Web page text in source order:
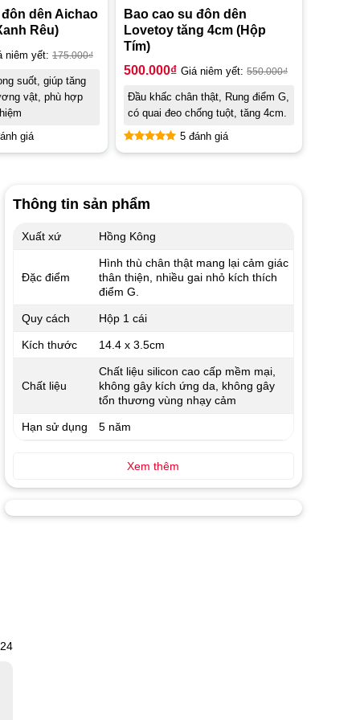
dên Aichao
Rêu)
niêm yết: 175.000₫
suốt, giúp tăng
vật, phù hợp
giá
Bao cao su đôn dên
Lovetoy tăng 4cm (Hộp
Tím)
Được xếp
500.000₫ Giá niêm yết: 550.000₫
Đầu khấc chân thật, Rung điểm G,
có quai đeo chống tuột, tăng 4cm.
5 đánh giá
Thông tin sản phẩm
Xuất xứ Hồng Kông
Đặc điểm
Hình thù chân thật mang lại cảm giác
thân thiện, nhiều gai nhỏ kích thích
điểm G.
Quy cách Hộp 1 cái
Kích thước 14.4 x 3.5cm
Chất liệu
Chất liệu silicon cao cấp mềm mại,
không gây kích ứng da, không gây
tổn thương vùng nhạy cảm
Hạn sử dụng 5 năm
Xem thêm